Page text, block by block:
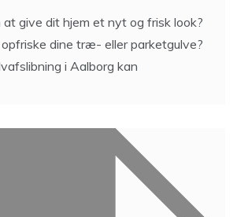
at give dit hjem et nyt og frisk look?
dine træ- eller parketgulve?
i Aalborg kan